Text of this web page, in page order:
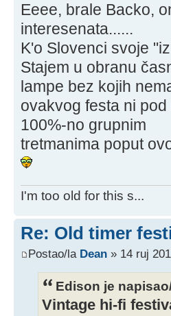
Eeee, brale Backo,
interesenata......
K'o Slovenci svoje
Stajem u obranu
lampe bez kojih
ovakvog festa ni
100%-no grupnim
tretmanima poput
I'm too old for this s...
Re: Old timer
Postao/la Dean » 14 ruj
Edison je
Vintage hi-fi